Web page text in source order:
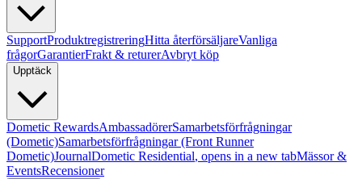
SupportProduktregistreringHitta återförsäljareVanliga
frågorGarantierFrakt & returerAvbryt köp
Upptäck
Dometic RewardsAmbassadörerSamarbetsförfrågningar
(Dometic)Samarbetsförfrågningar (Front Runner
Dometic)JournalDometic Residential, opens in a new tabMässor &
EventsRecensioner